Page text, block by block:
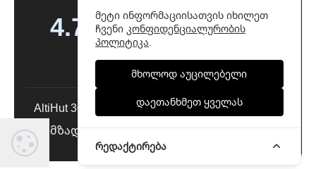
4.7 გამომდინარე 329 მიმოხილვიდან
AltiHut 3014 © 2026
დამზადებულიაWebit
მეტი ინფორმაციისათვის იხილეთ
ჩვენი კონფიდენციალურობის
პოლიტიკა.
მხოლოდ აუცილებელი
დაეთანხმეთ ყველას
რედაქტირება